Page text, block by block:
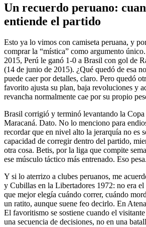
Un recuerdo peruano:
entiende el partido
Esto ya lo vimos con camiseta peruana, y
comprar la “mística” como argumento
2015, Perú le ganó 1-0 a Brasil con gol de
(14 de junio de 2015). ¿Qué quedó de esa
puede caer por detalles, claro. Pero quedó
favorito ajusta su plan, baja revoluciones y
revancha normalmente cae por su propio
Brasil corrigió y terminó levantando la
Maracaná. Dato. No lo menciono para
recordar que en nivel alto la jerarquía no es
capacidad de corregir dentro del partido,
otra cosa. Betis, por la liga que compite
ese músculo táctico más entrenado. Eso pesa.
Y si lo aterrizo a clubes peruanos, me
y Cubillas en la Libertadores 1972: no era el
que mejor elegía cuándo correr, cuándo
un ratito, aunque suene feo decirlo. En
El favoritismo se sostiene cuando el
una secuencia de decisiones, no en una